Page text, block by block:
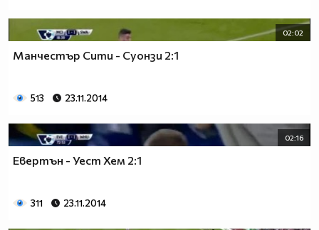
02:02
Манчестър Сити - Суонзи 2:1
513 23.11.2014
02:16
Евертън - Уест Хем 2:1
311 23.11.2014